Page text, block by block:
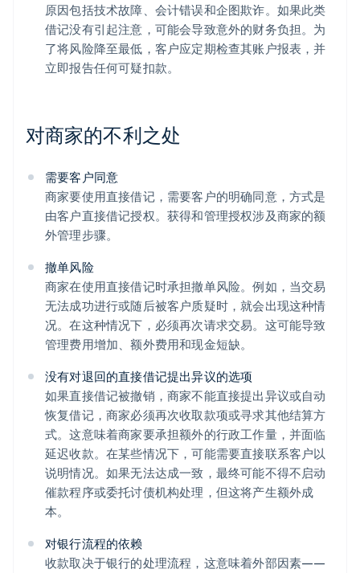
原因包括技术故障、会计错误和企图欺诈。如果此类
借记没有引起注意，可能会导致意外的财务负担。为
了将风险降至最低，客户应定期检查其账户报表，并
立即报告任何可疑扣款。
对商家的不利之处
需要客户同意
商家要使用直接借记，需要客户的明确同意，方式是
由客户直接借记授权。获得和管理授权涉及商家的额
外管理步骤。
撤单风险
商家在使用直接借记时承担撤单风险。例如，当交易
无法成功进行或随后被客户质疑时，就会出现这种情
况。在这种情况下，必须再次请求交易。这可能导致
管理费用增加、额外费用和现金短缺。
没有对退回的直接借记提出异议的选项
如果直接借记被撤销，商家不能直接提出异议或自动
恢复借记，商家必须再次收取款项或寻求其他结算方
式。这意味着商家要承担额外的行政工作量，并面临
延迟收款。在某些情况下，可能需要直接联系客户以
说明情况。如果无法达成一致，最终可能不得不启动
催款程序或委托讨债机构处理，但这将产生额外成
本。
对银行流程的依赖
收款取决于银行的处理流程，这意味着外部因素——